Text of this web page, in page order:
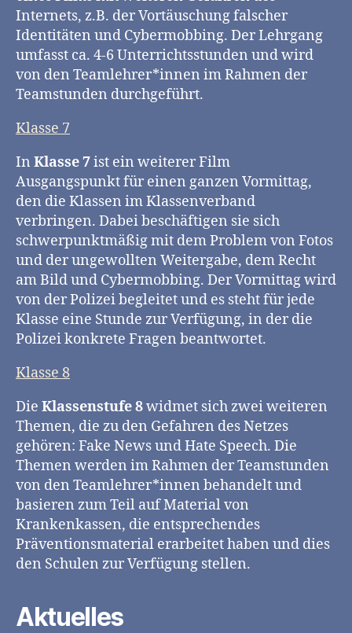
Internets, z.B. der Vortäuschung falscher
Identitäten und Cybermobbing. Der Lehrgang
umfasst ca. 4-6 Unterrichtsstunden und wird
von den Teamlehrer*innen im Rahmen der
Teamstunden durchgeführt.
Klasse 7
In Klasse 7ist ein weiterer Film
Ausgangspunkt für einen ganzen Vormittag,
den die Klassen im Klassenverband
verbringen. Dabei beschäftigen sie sich
schwerpunktmäßig mit dem Problem von Fotos
und der ungewollten Weitergabe, dem Recht
am Bild und Cybermobbing. Der Vormittag wird
von der Polizei begleitet und es steht für jede
Klasse eine Stunde zur Verfügung, in der die
Polizei konkrete Fragen beantwortet.
Klasse 8
Die Klassenstufe 8widmet sich zwei weiteren
Themen, die zu den Gefahren des Netzes
gehören: Fake News und Hate Speech. Die
Themen werden im Rahmen der Teamstunden
von den Teamlehrer*innen behandelt und
basieren zum Teil auf Material von
Krankenkassen, die entsprechendes
Präventionsmaterial erarbeitet haben und dies
den Schulen zur Verfügung stellen.
Aktuelles